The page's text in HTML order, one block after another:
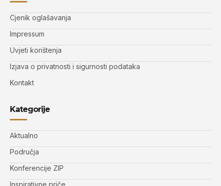
Cjenik oglašavanja
Impressum
Uvjeti korištenja
Izjava o privatnosti i sigurnosti podataka
Kontakt
Kategorije
Aktualno
Područja
Konferencije ZIP